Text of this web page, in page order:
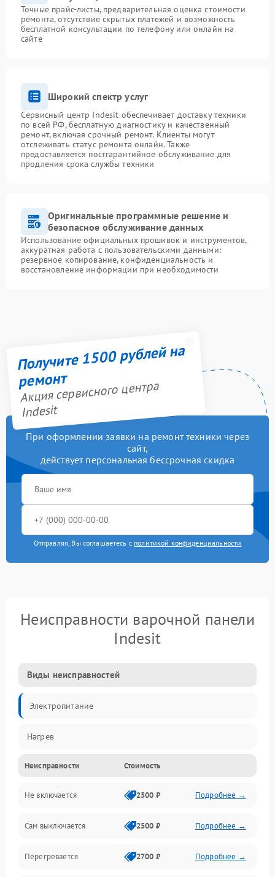
Точные прайс-листы, предварительная оценка стоимости
ремонта, отсутствие скрытых платежей и возможность
бесплатной консультации по телефону или онлайн на
сайте
Широкий спектр услуг
Сервисный центр Indesit обеспечивает доставку техники
по всей РФ, бесплатную диагностику и качественный
ремонт, включая срочный ремонт. Клиенты могут
отслеживать статус ремонта онлайн. Также
предоставляется постгарантийное обслуживание для
продления срока службы техники
Оригинальные программные решение и
безопасное обслуживание данных
Использование официальных прошивок и инструментов,
аккуратная работа с пользовательскими данными:
резервное копирование, конфиденциальность и
восстановление информации при необходимости
Получите 1500 рублей на
ремонт
Акция сервисного центра
Indesit
При оформлении заявки на ремонт техники через
сайт,
действует персональная бессрочная скидка
Отправляя, Вы соглашаетесь с политикой конфиденциальности
Неисправности варочной панели
Indesit
Виды неисправностей
Электропитание
Нагрев
Неисправности Стоимость
Не включается 2500 ₽ Подробнее →
Сам выключается 2500 ₽ Подробнее →
Перегревается 2700 ₽ Подробнее →